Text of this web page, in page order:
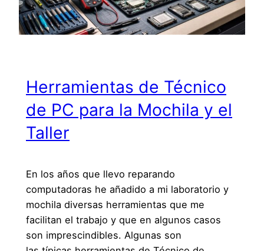
Herramientas de Técnico
de PC para la Mochila y el
Taller
En los años que llevo reparando
computadoras he añadido a mi laboratorio y
mochila diversas herramientas que me
facilitan el trabajo y que en algunos casos
son imprescindibles. Algunas son